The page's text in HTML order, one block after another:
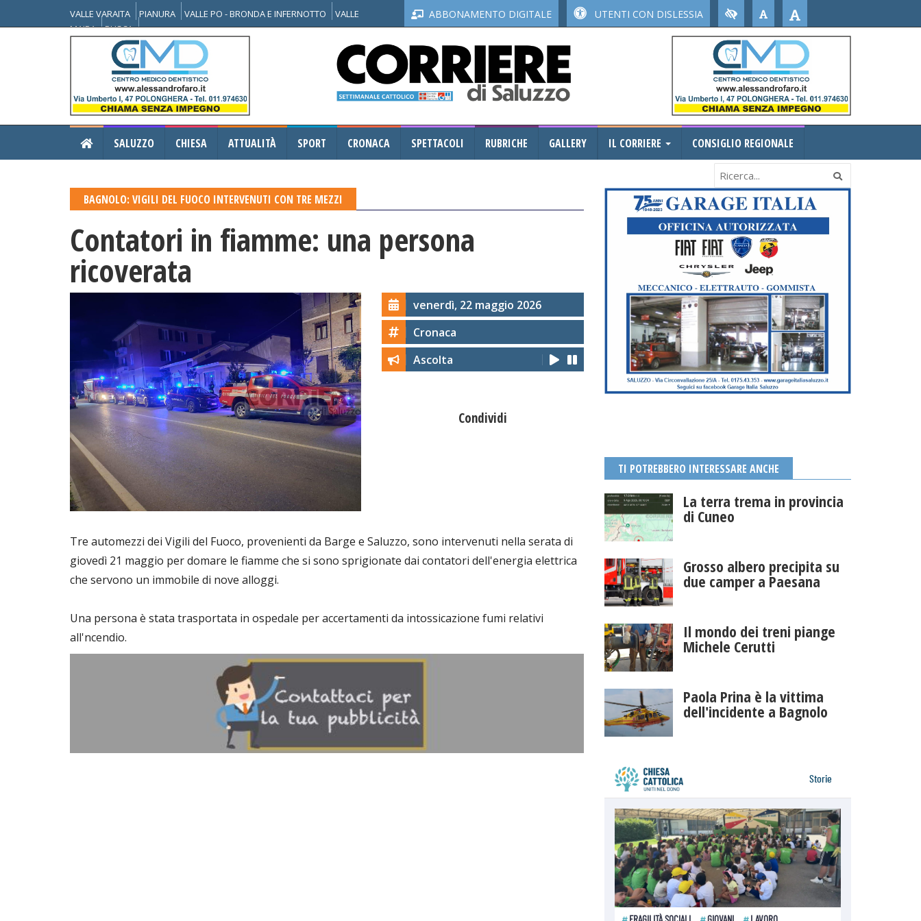
VALLE VARAITA PIANURA VALLE PO - BRONDA E INFERNOTTO
VALLE
MAIRA
BUSCA
ABBONAMENTO DIGITALE UTENTI CON DISLESSIA
SALUZZO CHIESA ATTUALITÀ SPORT CRONACA SPETTACOLI RUBRICHE GALLERY IL CORRIERE CONSIGLIO REGIONALE
BAGNOLO: VIGILI DEL FUOCO INTERVENUTI CON TRE MEZZI
Contatori in fiamme: una persona
ricoverata
venerdì, 22 maggio 2026
Cronaca
Ascolta
Condividi
Tre automezzi dei Vigili del Fuoco, provenienti da Barge e Saluzzo, sono intervenuti nella serata di
giovedì 21 maggio per domare le fiamme che si sono sprigionate dai contatori dell'energia elettrica
che servono un immobile di nove alloggi.
Una persona è stata trasportata in ospedale per accertamenti da intossicazione fumi relativi
all'ncendio.
TI POTREBBERO INTERESSARE ANCHE
La terra trema in provincia
di Cuneo
Grosso albero precipita su
due camper a Paesana
Il mondo dei treni piange
Michele Cerutti
Paola Prina è la vittima
dell'incidente a Bagnolo